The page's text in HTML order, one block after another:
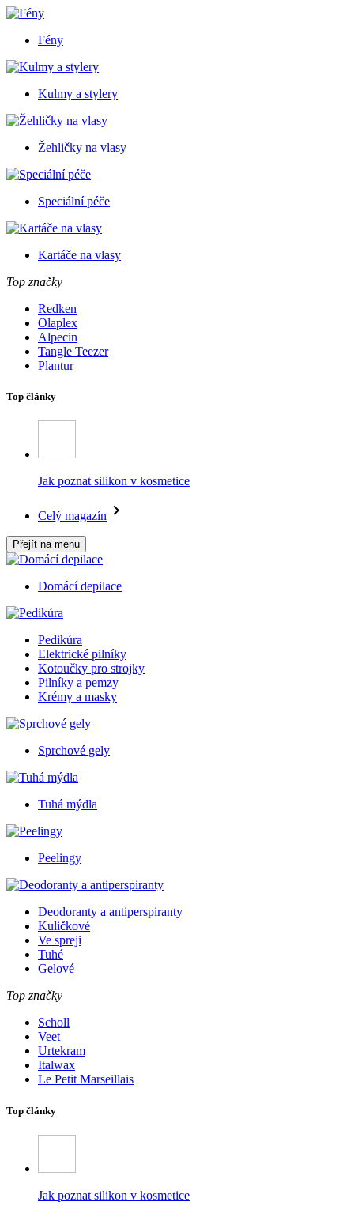
Fény
Kulmy a stylery
Žehličky na vlasy
Speciální péče
Kartáče na vlasy
Top značky
Redken
Olaplex
Alpecin
Tangle Teezer
Plantur
Top články
Jak poznat silikon v kosmetice
Celý magazín
Přejít na menu
Domácí depilace
Pedikúra
Elektrické pilníky
Kotoučky pro strojky
Pilníky a pemzy
Krémy a masky
Sprchové gely
Tuhá mýdla
Peelingy
Deodoranty a antiperspiranty
Kuličkové
Ve spreji
Tuhé
Gelové
Top značky
Scholl
Veet
Urtekram
Italwax
Le Petit Marseillais
Top články
Jak poznat silikon v kosmetice